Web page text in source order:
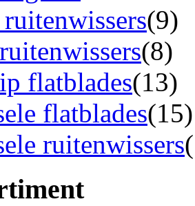
(9)
(8)
flatblades(13)
flatblades(15)
ruitenwissers